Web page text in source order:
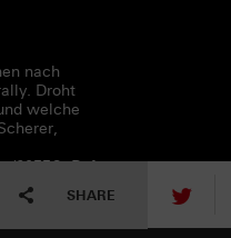
nach
Droht
welche
6055CnRqf
SHARE tweet